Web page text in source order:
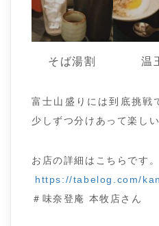
そば湯割 温
富士山盛りには到底挑戦
少しずつ分けあって楽し
お店の詳細はこちらです。
https://tabelog.com/
＃味奈登庵 本牧店さん